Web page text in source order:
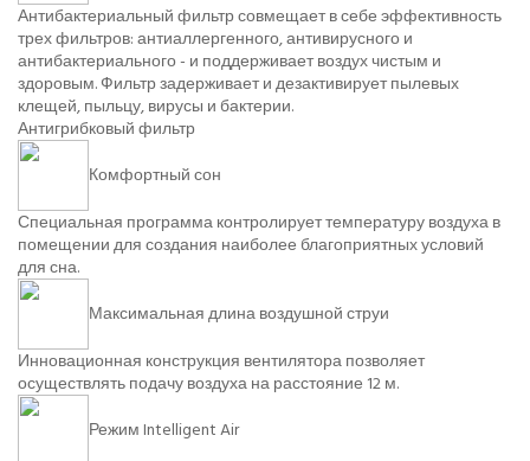
Антибактериальный фильтр совмещает в себе эффективность
трех фильтров: антиаллергенного, антивирусного и
антибактериального - и поддерживает воздух чистым и
здоровым. Фильтр задерживает и дезактивирует пылевых
клещей, пыльцу, вирусы и бактерии.
Антигрибковый фильтр
Комфортный сон
Специальная программа контролирует температуру воздуха в
помещении для создания наиболее благоприятных условий
для сна.
Максимальная длина воздушной струи
Инновационная конструкция вентилятора позволяет
осуществлять подачу воздуха на расстояние 12 м.
Режим Intelligent Air